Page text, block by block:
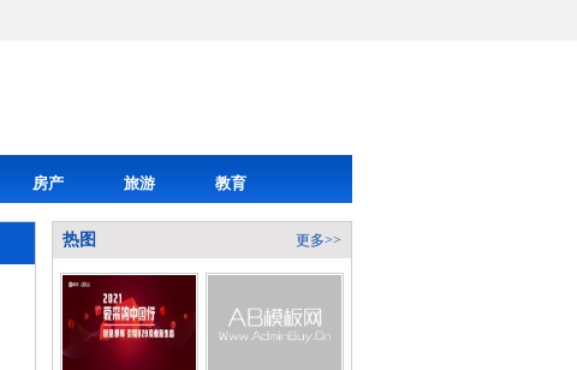
房产 旅游 教育
热图 更多>>